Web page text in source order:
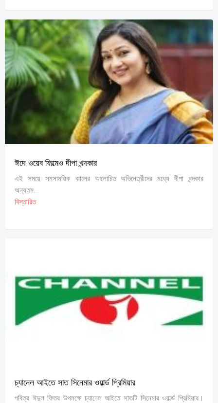
ঈদে ওয়েব ফিল্মেও দীপা খন্দকার
এই সময়ে সমসাময়িক কালের আলোচিত অভিনেত্রীদের মধ্যে দীপা খন্দকার
অন্যতম...
বিস্তারিত
চ্যানেল আইতে সাত সিনেমার ওয়ার্ল্ড প্রিমিয়ার
পবিত্র ঈদুল ফিতর উপলক্ষে চ্যানেল আইতে সাতটি সিনেমার ওয়ার্ল্ড প্রিমিয়ার।